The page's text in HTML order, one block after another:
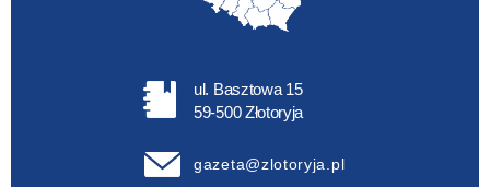
ul. Basztowa 15
59-500 Złotoryja
gazeta@zlotoryja.pl